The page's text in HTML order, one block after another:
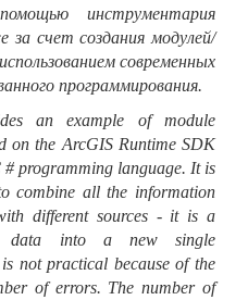
инструментария
счет создания модулей/
современных
программирования.
an example of module
on the ArcGIS Runtime SDK
programming language. It is
combine all the information
different sources - it is a
data into a new single
not practical because of the
of errors. The number of